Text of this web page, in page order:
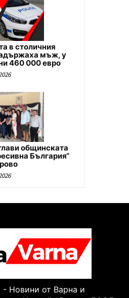
в столичния
мъж, у
460 000 евро
общинската
България“
Новини от Варна и